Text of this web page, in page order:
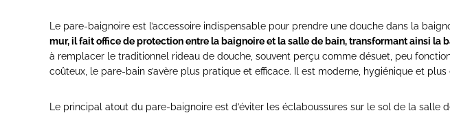
Le pare-baignoire est l’accessoire indispensable pour prendre une douche dans la
mur, il fait office de protection entre la baignoire et la salle de bain, transformant ainsi la
à remplacer le traditionnel rideau de douche, souvent perçu comme désuet, peu
coûteux, le pare-bain s’avère plus pratique et efficace. Il est moderne, hygiénique et
Le principal atout du pare-baignoire est d’éviter les éclaboussures sur le sol de la